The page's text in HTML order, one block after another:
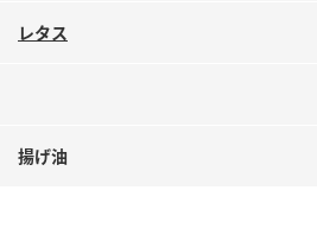
レタス
揚げ油